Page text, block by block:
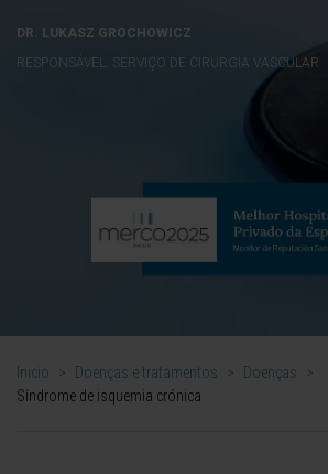
DR. LUKASZ GROCHOWICZ
RESPONSÁVEL. SERVIÇO DE CIRURGIA VASCULAR
Inicio > Doenças e tratamentos > Doenças
>
Síndrome de isquemia crónica